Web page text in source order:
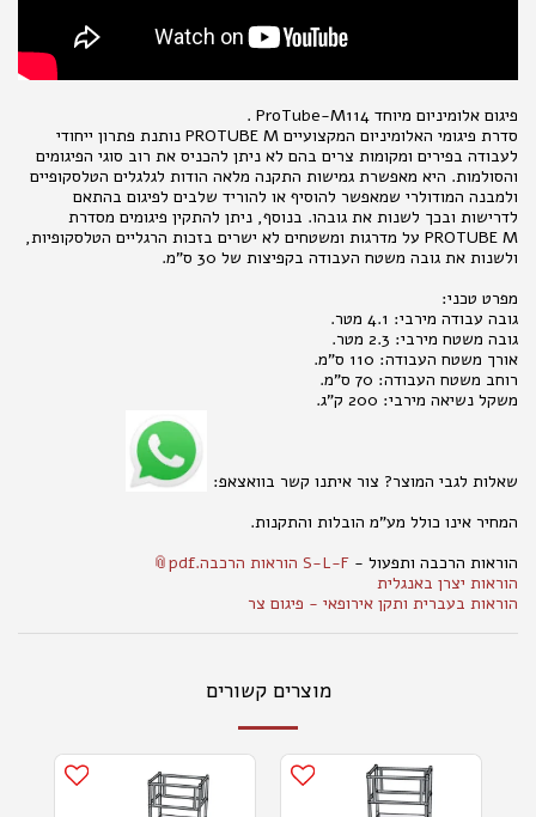
פיגום אלומיניום מיוחד ProTube-M114 .
סדרת פיגומי האלומיניום המקצועיים PROTUBE M נותנת פתרון ייחודי
לעבודה בפירים ומקומות צרים בהם לא ניתן להכניס את רוב סוגי הפיגומים
והסולמות. היא מאפשרת גמישות התקנה מלאה הודות לגלגלים הטלסקופיים
ולמבנה המודולרי שמאפשר להוסיף או להוריד שלבים לפיגום בהתאם
לדרישות ובכך לשנות את גובהו. בנוסף, ניתן להתקין פיגומים מסדרת
PROTUBE M על מדרגות ומשטחים לא ישרים בזכות הרגליים הטלסקופיות,
ולשנות את גובה משטח העבודה בקפיצות של 30 ס"מ.
מפרט טכני:
גובה עבודה מירבי: 4.1 מטר.
גובה משטח מירבי: 2.3 מטר.
אורך משטח העבודה: 110 ס"מ.
רוחב משטח העבודה: 70 ס"מ.
משקל נשיאה מירבי: 200 ק"ג.
שאלות לגבי המוצר? צור איתנו קשר בוואצאפ:
המחיר אינו כולל מע"מ הובלות והתקנות.
הוראות הרכבה ותפעול - S-L-F הוראות הרכבה.pdf
הוראות יצרן באנגלית
הוראות בעברית ותקן אירופאי - פיגום צר
מוצרים קשורים